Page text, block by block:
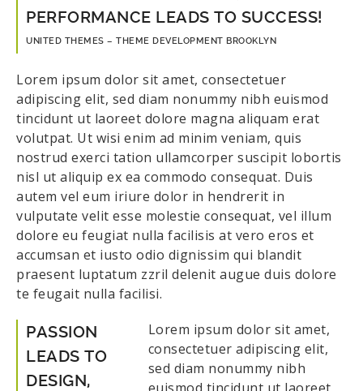
PERFORMANCE LEADS TO SUCCESS!
UNITED THEMES – THEME DEVELOPMENT BROOKLYN
Lorem ipsum dolor sit amet, consectetuer
adipiscing elit, sed diam nonummy nibh euismod
tincidunt ut laoreet dolore magna aliquam erat
volutpat. Ut wisi enim ad minim veniam, quis
nostrud exerci tation ullamcorper suscipit lobortis
nisl ut aliquip ex ea commodo consequat. Duis
autem vel eum iriure dolor in hendrerit in
vulputate velit esse molestie consequat, vel illum
dolore eu feugiat nulla facilisis at vero eros et
accumsan et iusto odio dignissim qui blandit
praesent luptatum zzril delenit augue duis dolore
te feugait nulla facilisi.
PASSION
LEADS TO
DESIGN,
Lorem ipsum dolor sit amet,
consectetuer adipiscing elit,
sed diam nonummy nibh